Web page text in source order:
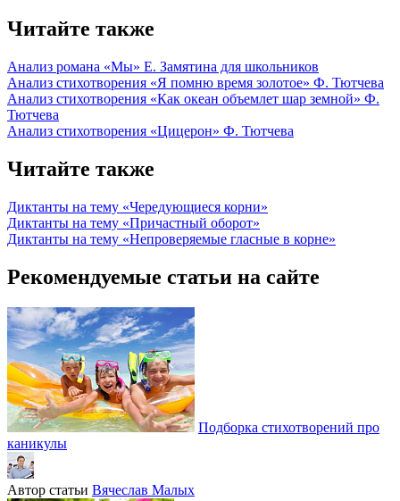
Читайте также
Анализ романа «Мы» Е. Замятина для школьников
Анализ стихотворения «Я помню время золотое» Ф. Тютчева
Анализ стихотворения «Как океан объемлет шар земной» Ф.
Тютчева
Анализ стихотворения «Цицерон» Ф. Тютчева
Читайте также
Диктанты на тему «Чередующиеся корни»
Диктанты на тему «Причастный оборот»
Диктанты на тему «Непроверяемые гласные в корне»
Рекомендуемые статьи на сайте
Подборка стихотворений про
каникулы
Автор статьи Вячеслав Малых